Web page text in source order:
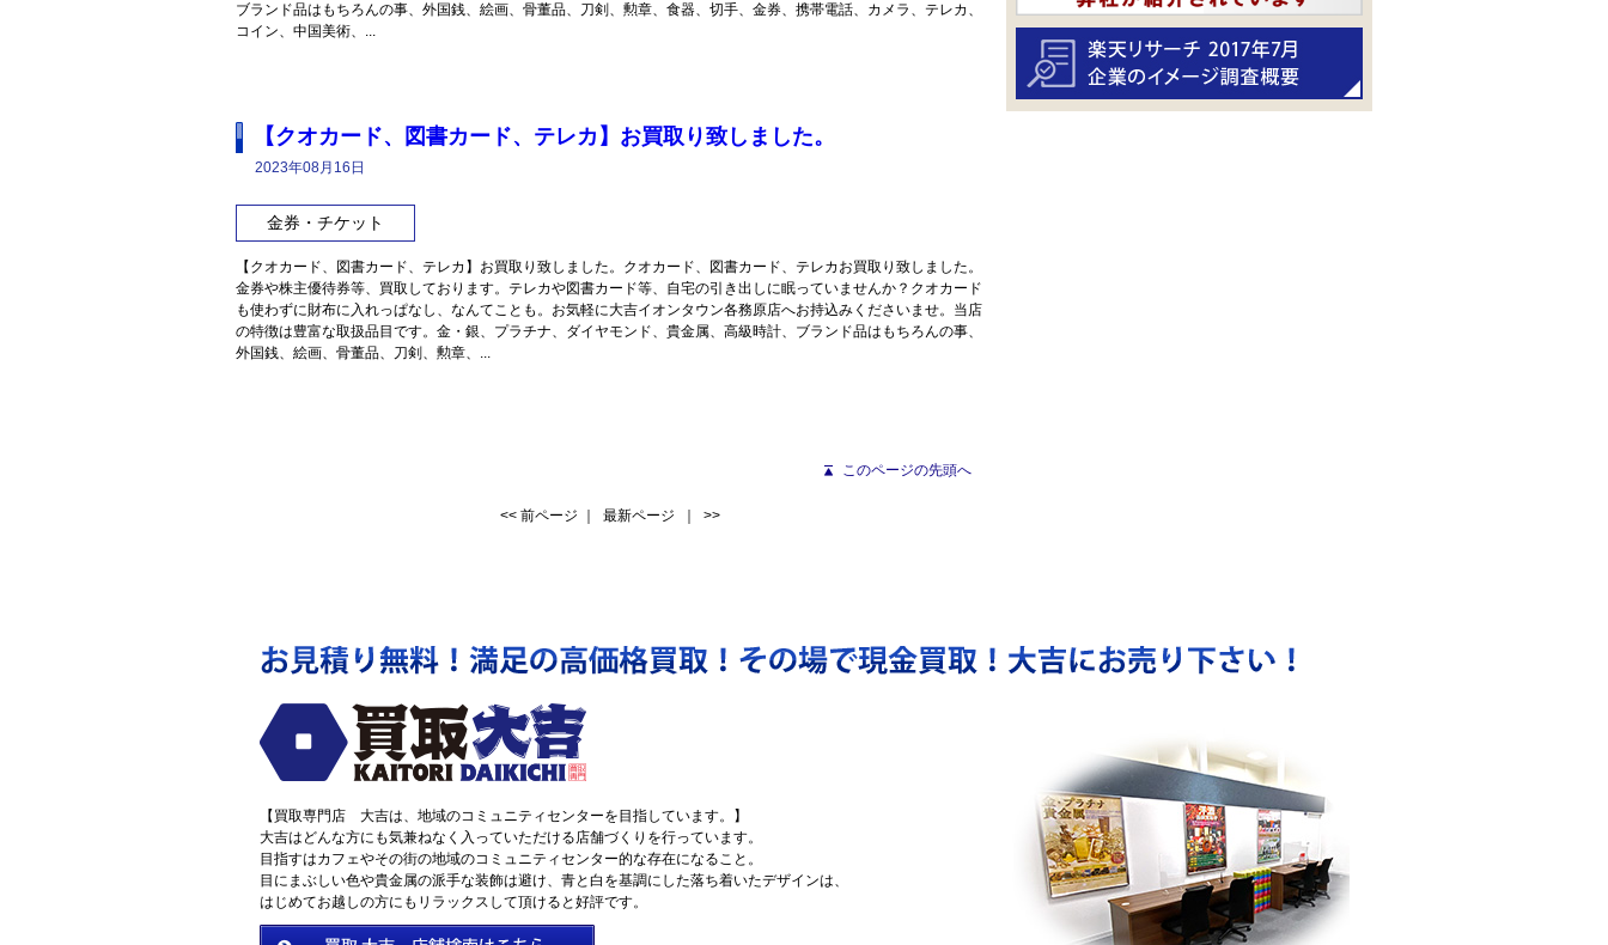
ブランド品はもちろんの事、外国銭、絵画、骨董品、刀剣、勲章、食器、切手、金券、携帯電話、カメラ、テレカ、
コイン、中国美術、...
【クオカード、図書カード、テレカ】お買取り致しました。
2023年08月16日
金券・チケット
【クオカード、図書カード、テレカ】お買取り致しました。クオカード、図書カード、テレカお買取り致しました。
金券や株主優待券等、買取しております。テレカや図書カード等、自宅の引き出しに眠っていませんか？クオカード
も使わずに財布に入れっぱなし、なんてことも。お気軽に大吉イオンタウン各務原店へお持込みくださいませ。当店
の特徴は豊富な取扱品目です。金・銀、プラチナ、ダイヤモンド、貴金属、高級時計、ブランド品はもちろんの事、
外国銭、絵画、骨董品、刀剣、勲章、...
このページの先頭へ
<< 前ページ 最新ページ ｜ >>
【買取専門店 大吉は、地域のコミュニティセンターを目指しています。】
大吉はどんな方にも気兼ねなく入っていただける店舗づくりを行っています。
目指すはカフェやその街の地域のコミュニティセンター的な存在になること。
目にまぶしい色や貴金属の派手な装飾は避け、青と白を基調にした落ち着いたデザインは、
はじめてお越しの方にもリラックスして頂けると好評です。